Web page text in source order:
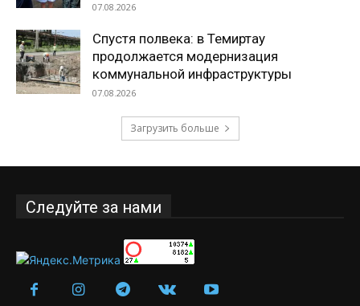
07.08.2026
Спустя полвека: в Темиртау
продолжается модернизация
коммунальной инфраструктуры
07.08.2026
Загрузить больше
Следуйте за нами